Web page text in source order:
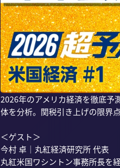
2026年のアメリカ経済を徹底予
体を分析。関税引き上げの限界
＜ゲスト＞
今村 卓｜丸紅経済研究所 代表
丸紅米国ワシントン事務所長を